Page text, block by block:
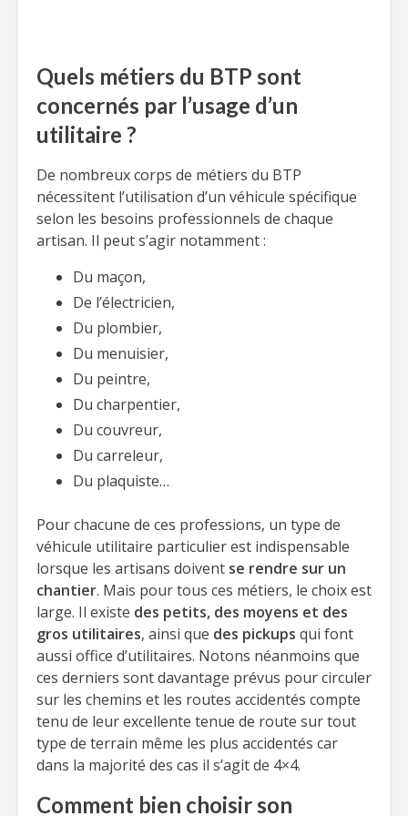
Quels métiers du BTP sont
concernés par l’usage d’un
utilitaire ?
De nombreux corps de métiers du BTP
nécessitent l’utilisation d’un véhicule spécifique
selon les besoins professionnels de chaque
artisan. Il peut s’agir notamment :
Du maçon,
De l’électricien,
Du plombier,
Du menuisier,
Du peintre,
Du charpentier,
Du couvreur,
Du carreleur,
Du plaquiste…
Pour chacune de ces professions, un type de
véhicule utilitaire particulier est indispensable
lorsque les artisans doivent se rendre sur un
chantier. Mais pour tous ces métiers, le choix est
large. Il existe des petits, des moyens et des
gros utilitaires, ainsi que des pickups qui font
aussi office d’utilitaires. Notons néanmoins que
ces derniers sont davantage prévus pour circuler
sur les chemins et les routes accidentés compte
tenu de leur excellente tenue de route sur tout
type de terrain même les plus accidentés car
dans la majorité des cas il s’agit de 4×4.
Comment bien choisir son